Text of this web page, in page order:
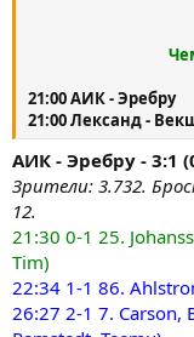
21:00 АИК - Эребру
21:00 Лександ -
АИК - Эребру - 3:1
Зрители: 3.732.
12.
21:30 0-1 25.
Tim)
22:34 1-1 86.
26:27 2-1 7. Carson,